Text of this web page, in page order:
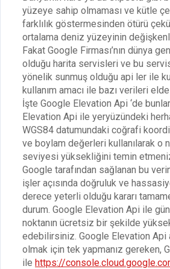
yüzeye sahip olmaması ve kütle
farklılık göstermesinden ötürü
ortalama deniz yüzeyinin
Fakat Google Firması’nın dünya
olduğu harita servisleri ve bu
yönelik sunmuş olduğu api ler ile
kullanım amacı ile bazı verileri
İşte Google Elevation Api ‘de
Elevation Api ile yeryüzündeki
WGS84 datumundaki coğrafi
ve boylam değerleri kullanılarak o
seviyesi yüksekliğini temin
Google tarafından sağlanan bu
işler açısında doğruluk ve
derece yeterli olduğu kararı
durum. Google Elevation Api ile
noktanın ücretsiz bir şekilde
edebilirsiniz. Google Elevation Api
olmak için tek yapmanız gereken,
ile https://